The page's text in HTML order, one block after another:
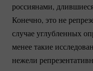
россиянами,
Конечно, это не
случае углубленных
менее такие
нежели